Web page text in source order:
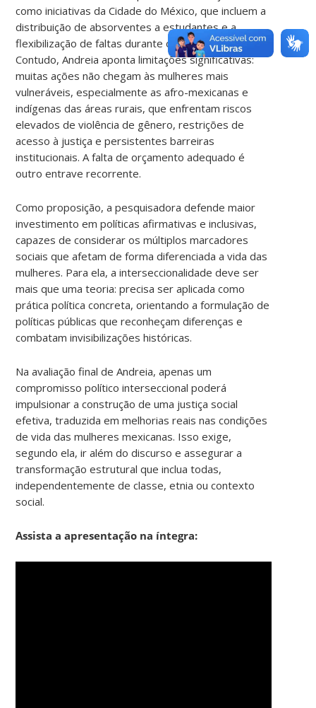
como iniciativas da Cidade do México, que incluem a
distribuição de absorventes a estudantes e a
flexibilização de faltas durante o período menstrual.
Contudo, Andreia aponta limitações significativas:
muitas ações não chegam às mulheres mais
vulneráveis, especialmente as afro-mexicanas e
indígenas das áreas rurais, que enfrentam riscos
elevados de violência de gênero, restrições de
acesso à justiça e persistentes barreiras
institucionais. A falta de orçamento adequado é
outro entrave recorrente.
Como proposição, a pesquisadora defende maior
investimento em políticas afirmativas e inclusivas,
capazes de considerar os múltiplos marcadores
sociais que afetam de forma diferenciada a vida das
mulheres. Para ela, a interseccionalidade deve ser
mais que uma teoria: precisa ser aplicada como
prática política concreta, orientando a formulação de
políticas públicas que reconheçam diferenças e
combatam invisibilizações históricas.
Na avaliação final de Andreia, apenas um
compromisso político interseccional poderá
impulsionar a construção de uma justiça social
efetiva, traduzida em melhorias reais nas condições
de vida das mulheres mexicanas. Isso exige,
segundo ela, ir além do discurso e assegurar a
transformação estrutural que inclua todas,
independentemente de classe, etnia ou contexto
social.
Assista a apresentação na íntegra: